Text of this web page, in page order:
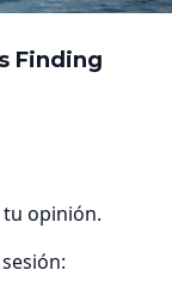
opinión.